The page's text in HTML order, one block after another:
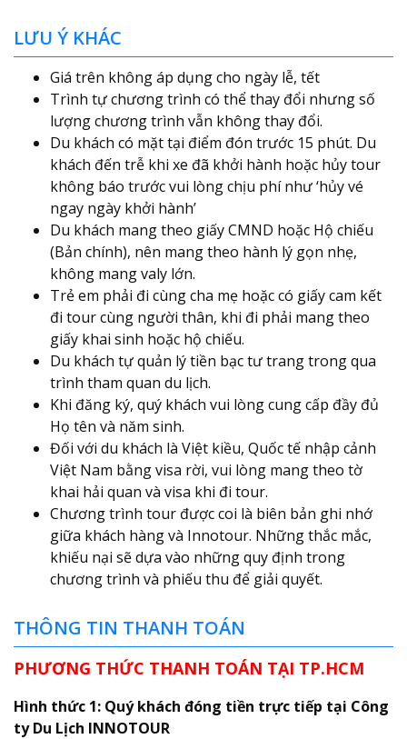
LƯU Ý KHÁC
Giá trên không áp dụng cho ngày lễ, tết
Trình tự chương trình có thể thay đổi nhưng số
lượng chương trình vẫn không thay đổi.
Du khách có mặt tại điểm đón trước 15 phút. Du
khách đến trễ khi xe đã khởi hành hoặc hủy tour
không báo trước vui lòng chịu phí như ‘hủy vé
ngay ngày khởi hành’
Du khách mang theo giấy CMND hoặc Hộ chiếu
(Bản chính), nên mang theo hành lý gọn nhẹ,
không mang valy lớn.
Trẻ em phải đi cùng cha mẹ hoặc có giấy cam kết
đi tour cùng người thân, khi đi phải mang theo
giấy khai sinh hoặc hộ chiếu.
Du khách tự quản lý tiền bạc tư trang trong qua
trình tham quan du lịch.
Khi đăng ký, quý khách vui lòng cung cấp đầy đủ
Họ tên và năm sinh.
Đối với du khách là Việt kiều, Quốc tế nhập cảnh
Việt Nam bằng visa rời, vui lòng mang theo tờ
khai hải quan và visa khi đi tour.
Chương trình tour được coi là biên bản ghi nhớ
giữa khách hàng và Innotour. Những thắc mắc,
khiếu nại sẽ dựa vào những quy định trong
chương trình và phiếu thu để giải quyết.
THÔNG TIN THANH TOÁN
PHƯƠNG THỨC THANH TOÁN TẠI TP.HCM
Hình thức 1: Quý khách đóng tiền trực tiếp tại Công
ty Du Lịch INNOTOUR